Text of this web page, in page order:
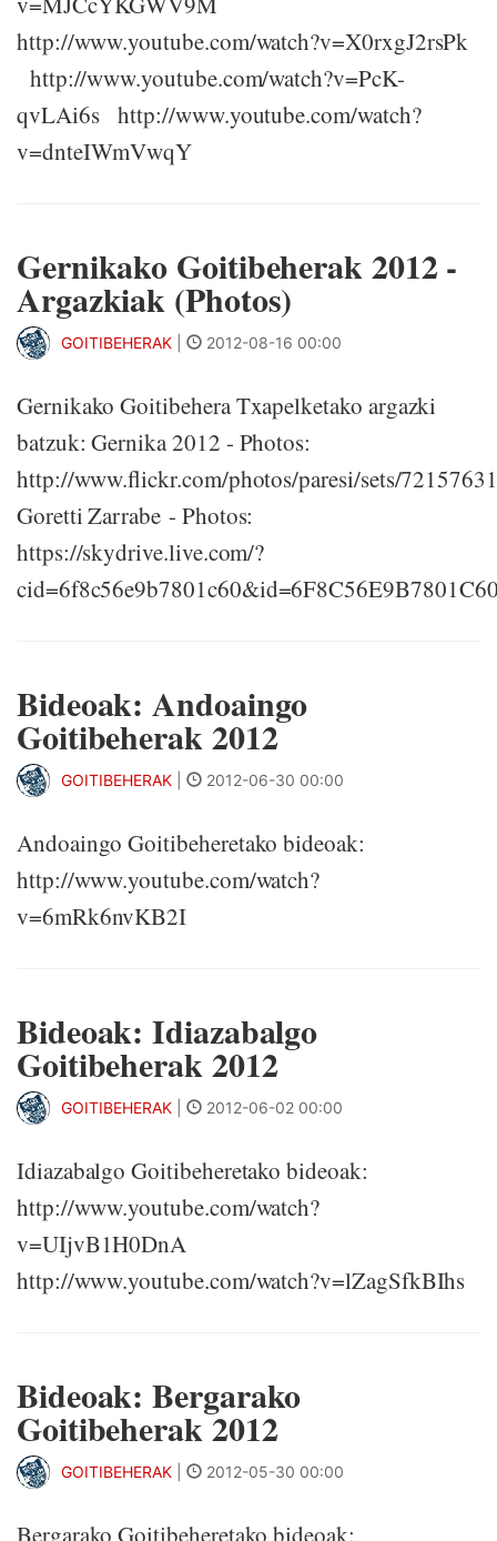
http://www.youtube.com/watch?v=X0rxgJ2rsPk
http://www.youtube.com/watch?v=PcK-
qvLAi6s http://www.youtube.com/watch?
v=dnteIWmVwqY
Gernikako Goitibeherak 2012 -
Argazkiak (Photos)
GOITIBEHERAK 2012-08-16 00:00
Gernikako Goitibehera Txapelketako argazki
batzuk: Gernika 2012 - Photos:
http://www.flickr.com/photos/paresi/sets/
Goretti Zarrabe - Photos:
https://skydrive.live.com/?
Bideoak: Andoaingo
Goitibeherak 2012
GOITIBEHERAK 2012-06-30 00:00
Andoaingo Goitibeheretako bideoak:
http://www.youtube.com/watch?
v=6mRk6nvKB2I
Bideoak: Idiazabalgo
Goitibeherak 2012
GOITIBEHERAK 2012-06-02 00:00
Idiazabalgo Goitibeheretako bideoak:
http://www.youtube.com/watch?
v=UIjvB1H0DnA
http://www.youtube.com/watch?v=lZagSfkBIhs
Bideoak: Bergarako
Goitibeherak 2012
GOITIBEHERAK 2012-05-30 00:00
Bergarako Goitibeheretako bideoak: